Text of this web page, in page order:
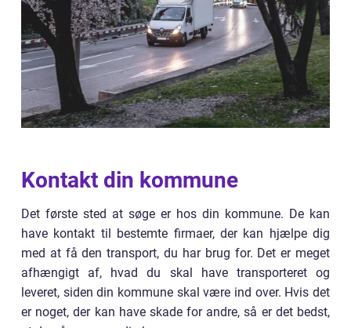
Kontakt din kommune
Det første sted at søge er hos din kommune. De kan
have kontakt til bestemte firmaer, der kan hjælpe dig
med at få den transport, du har brug for. Det er meget
afhængigt af, hvad du skal have transporteret og
leveret, siden din kommune skal være ind over. Hvis det
er noget, der kan have skade for andre, så er det bedst,